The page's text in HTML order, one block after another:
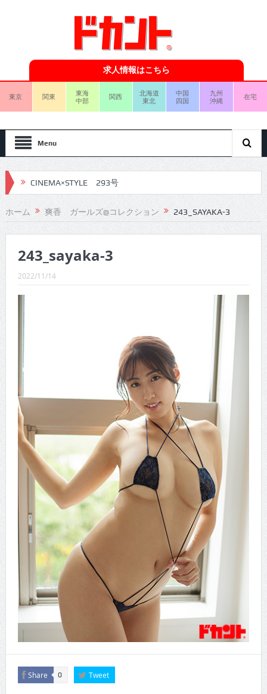
求人情報はこちら
東京 関東
東海
中部
関西
北海道
東北
中国
四国
九州
沖縄
在宅
Menu
CINEMA×STYLE 293号
CINEMA×STYLE 292号
CINEMA×STYLE 291号
CINEMA×STYLE 290号
CINEMA×STYLE 289号
CINEMA×STYLE 294号
ホーム 爽香 ガールズ@コレクション 243_SAYAKA-3
243_sayaka-3
2022/11/14
Share 0 Tweet